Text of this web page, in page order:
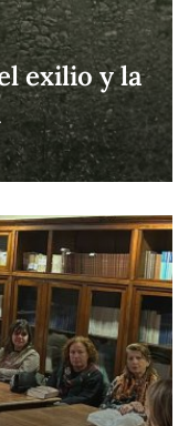
exilio y la